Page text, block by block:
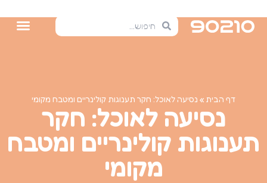
דף הבית » נסיעה לאוכל: חקר תענוגות קולינריים ומטבח מקומי
נסיעה לאוכל: חקר
תענוגות קולינריים ומטבח
מקומי